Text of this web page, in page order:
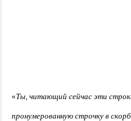
«Ты, читающий сейчас эти
пронумерованную строчку в